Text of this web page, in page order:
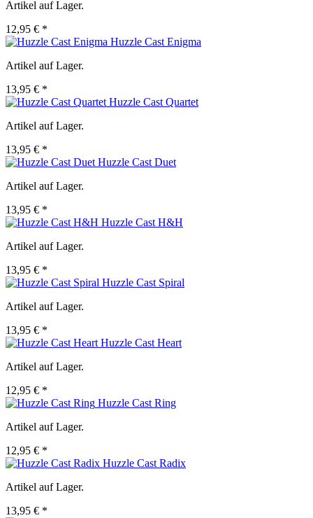
Artikel auf Lager.
12,95 € *
Huzzle Cast Enigma
Artikel auf Lager.
13,95 € *
Huzzle Cast Quartet
Artikel auf Lager.
13,95 € *
Huzzle Cast Duet
Artikel auf Lager.
13,95 € *
Huzzle Cast H&H
Artikel auf Lager.
13,95 € *
Huzzle Cast Spiral
Artikel auf Lager.
13,95 € *
Huzzle Cast Heart
Artikel auf Lager.
12,95 € *
Huzzle Cast Ring
Artikel auf Lager.
12,95 € *
Huzzle Cast Radix
Artikel auf Lager.
13,95 € *